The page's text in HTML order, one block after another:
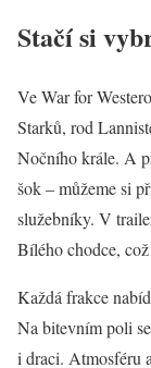
Stačí si
Ve War for
Starků, rod
Nočního krále. A
šok – můžeme si
služebníky. V
Bílého chodce,
Každá frakce
Na bitevním poli
i draci. Atmosféru